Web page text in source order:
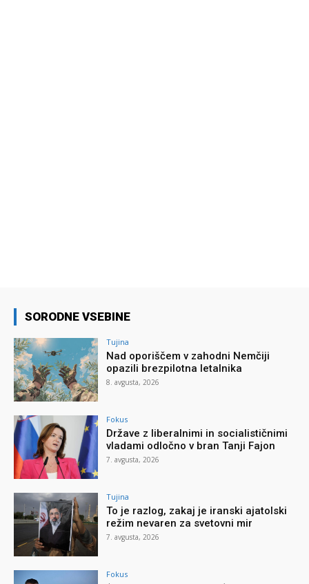
SORODNE VSEBINE
Tujina
Nad oporiščem v zahodni Nemčiji
opazili brezpilotna letalnika
8. avgusta, 2026
Fokus
Države z liberalnimi in socialističnimi
vladami odločno v bran Tanji Fajon
7. avgusta, 2026
Tujina
To je razlog, zakaj je iranski ajatolski
režim nevaren za svetovni mir
7. avgusta, 2026
Fokus